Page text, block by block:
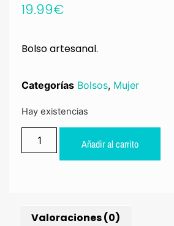
19.99€
Bolso artesanal.
Categorías Bolsos, Mujer
Hay existencias
Añadir al carrito
Valoraciones (0)